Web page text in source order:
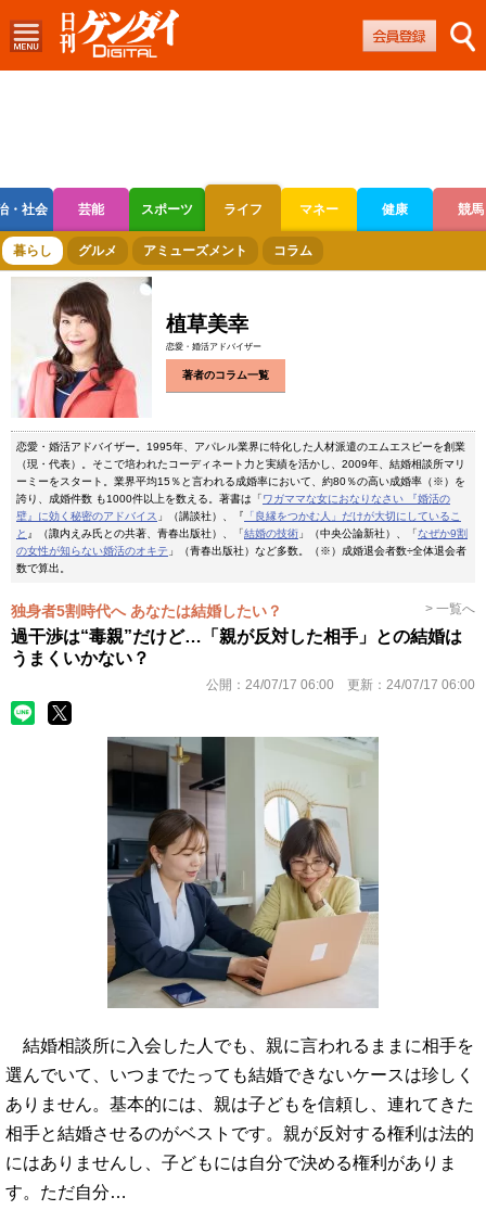
・社会 芸能 スポーツ ライフ マネー 健康 競馬
ボートレース 競輪 オートレース
暮らし グルメ アミューズメント コラム
植草美幸
恋愛・婚活アドバイザー
著者のコラム一覧
恋愛・婚活アドバイザー。1995年、アパレル業界に特化した人材派遣のエムエスピーを創業
（現・代表）。そこで培われたコーディネート力と実績を活かし、2009年、結婚相談所マリ
ーミーをスタート。業界平均15％と言われる成婚率において、約80％の高い成婚率（※）を
誇り、成婚件数 も1000件以上を数える。著書は「ワガママな女におなりなさい 『婚活の
壁』に効く秘密のアドバイス 」（講談社）、『 「良縁をつかむ人」だけが大切にしているこ
と 』（諏内えみ氏との共著、青春出版社）、「結婚の技術 」（中央公論新社）、「なぜか9割
の女性が知らない婚活のオキテ 」（青春出版社）など多数。（※）成婚退会者数÷全体退会者
数で算出。
独身者5割時代へ あなたは結婚したい？ > 一覧へ
過干渉は“毒親”だけど…「親が反対した相手」との結婚は
うまくいかない？
公開： 24/07/17 06:00 更新： 24/07/17 06:00
結婚相談所に入会した人でも、親に言われるままに相手を
選んでいて、いつまでたっても結婚できないケースは珍しく
ありません。基本的には、親は子どもを信頼し、連れてきた
相手と結婚させるのがベストです。親が反対する権利は法的
にはありませんし、子どもには自分で決める権利がありま
す。ただ自分…